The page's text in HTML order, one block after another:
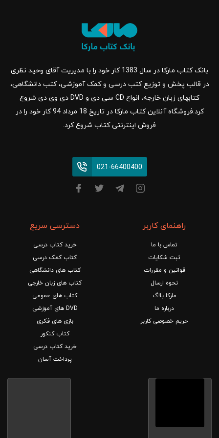
بانک کتاب مارکا در سال 1383 کار خود را با مدیریت آقای وحید نظری
در قالب پخش و توزیع کتب درسی و کمک آموزشی، کتب دانشگاهی،
کتابهای زبان خارجه، انواع CD سی دی و DVD دی وی دی شروع
کرد.فروشگاه آنلاین کتاب مارکا در تاریخ 18 مرداد 94 کار خود را در
فروش اینترنتی کتاب شروع کرد.
021-66400400
راهنمای کاربر
تماس با ما
ثبت شکایات
قوانین و مقررات
نحوه ارسال
مارکا بلاگ
درباره ما
حریم خصوصی کاربر
دسترسی سریع
خرید کتاب درسی
کتاب کمک درسی
کتاب های دانشگاهی
کتاب های زبان خارجی
کتاب های عمومی
DVD های آموزشی
بازی های فکری
کتاب کنکور
خرید کتاب درسی
پرداخت آسان